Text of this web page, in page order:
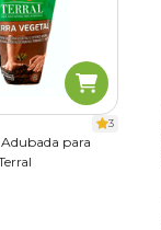
3
para